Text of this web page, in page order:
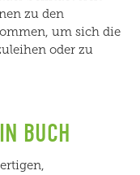
zu den
um sich die
oder zu
BUCH